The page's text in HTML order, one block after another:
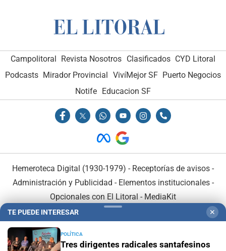
Campolitoral Revista Nosotros Clasificados CYD Litoral
Podcasts Mirador Provincial VivíMejor SF Puerto Negocios
Notife Educacion SF
Hemeroteca Digital (1930-1979) - Receptorías de avisos -
Administración y Publicidad - Elementos institucionales-
Opcionales con El Litoral - MediaKit
TE PUEDE INTERESAR ✕
POLÍTICA
Tres dirigentes radicales santafesinos